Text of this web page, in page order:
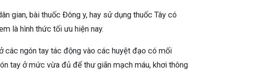
gian, bài thuốc Đông y, hay sử dụng thuốc Tây có
là hình thức tối ưu hiện nay.
các ngón tay tác động vào các huyệt đạo có mối
tay ở mức vừa đủ để thư giãn mạch máu, khơi thông